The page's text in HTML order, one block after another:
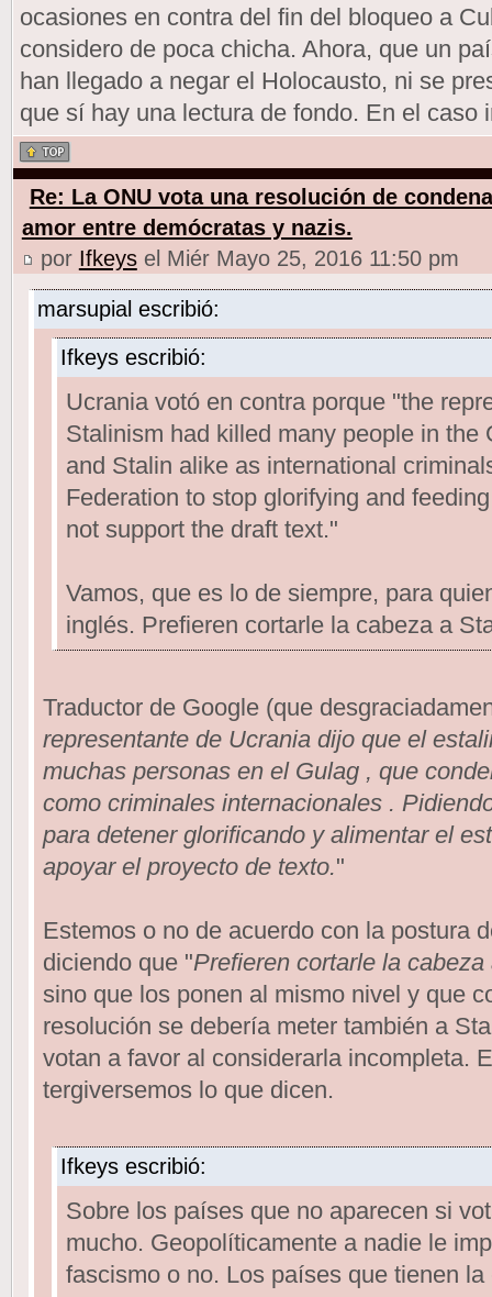
ocasiones en contra del fin del bloqueo a
considero de poca chicha. Ahora, que un
han llegado a negar el Holocausto, ni se
que sí hay una lectura de fondo. En el caso
Re: La ONU vota una resolución de
amor entre demócratas y nazis.
por Ifkeysel Miér Mayo 25, 2016 11:50 pm
marsupial escribió:
Ifkeys escribió:
Ucrania votó en contra porque "the
Stalinism had killed many people in the
and Stalin alike as international
Federation to stop glorifying and
not support the draft text."
Vamos, que es lo de siempre, para
inglés. Prefieren cortarle la cabeza a
Traductor de Google (que
representante de Ucrania dijo que el
muchas personas en el Gulag , que
como criminales internacionales .
para detener glorificando y alimentar el
apoyar el proyecto de texto."
Estemos o no de acuerdo con la postura
diciendo que "Prefieren cortarle la
sino que los ponen al mismo nivel y que
resolución se debería meter también a
votan a favor al considerarla incompleta.
tergiversemos lo que dicen.
Ifkeys escribió:
Sobre los países que no aparecen si
mucho. Geopolíticamente a nadie le
fascismo o no. Los países que tienen